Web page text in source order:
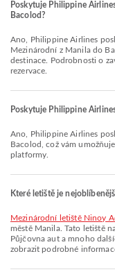
Poskytuje Philippine
Bacolod?
Ano, Philippine Airlines poskytuje zavazadlový limit pro lety Domácí &
Mezinárodní z Manila do
destinace. Podrobnosti o
rezervace.
Poskytuje Philippine
Ano, Philippine Airlines poskytuje online odbavení na let z Manila do
Bacolod, což vám
platformy.
Které letiště je
Mezinárodní letiště Ninoy
městě Manila. Tato letiště
Půjčovna aut a mnoho
zobrazit podrobné